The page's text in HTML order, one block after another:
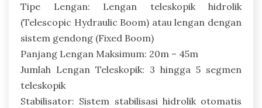
Tipe Lengan: Lengan teleskopik hidrolik
(Telescopic Hydraulic Boom) atau lengan dengan
sistem gendong (Fixed Boom)
Panjang Lengan Maksimum: 20m – 45m
Jumlah Lengan Teleskopik: 3 hingga 5 segmen
teleskopik
Stabilisator: Sistem stabilisasi hidrolik otomatis